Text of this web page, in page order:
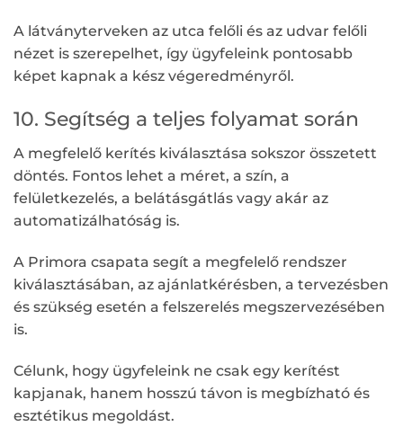
A látványterveken az utca felőli és az udvar felőli
nézet is szerepelhet, így ügyfeleink pontosabb
képet kapnak a kész végeredményről.
10. Segítség a teljes folyamat során
A megfelelő kerítés kiválasztása sokszor összetett
döntés. Fontos lehet a méret, a szín, a
felületkezelés, a belátásgátlás vagy akár az
automatizálhatóság is.
A Primora csapata segít a megfelelő rendszer
kiválasztásában, az ajánlatkérésben, a tervezésben
és szükség esetén a felszerelés megszervezésében
is.
Célunk, hogy ügyfeleink ne csak egy kerítést
kapjanak, hanem hosszú távon is megbízható és
esztétikus megoldást.